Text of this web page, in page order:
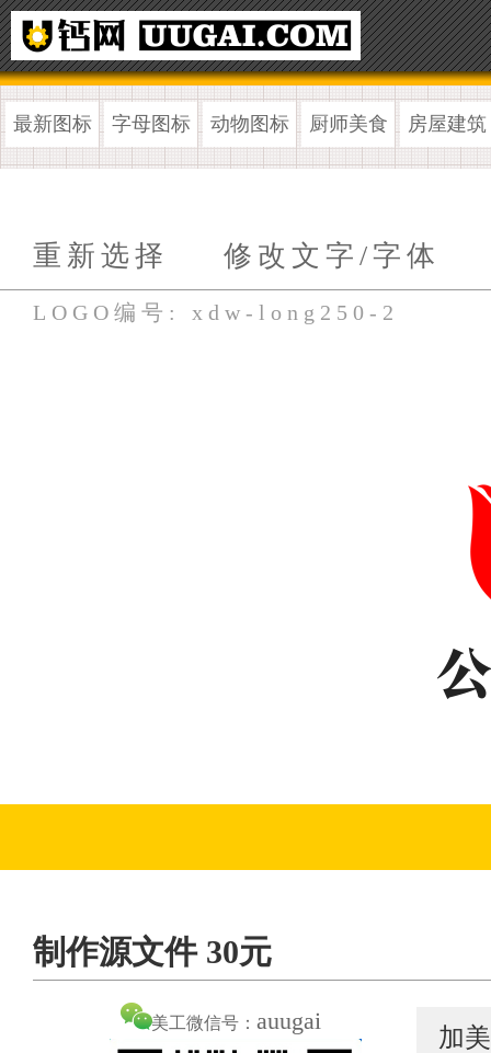
最新图标 字母图标 动物图标 厨师美食 房屋建筑
重新选择 修改文字/字体
LOGO编号: xdw-long250-2
制作源文件 30元
美工微信号： auugai
加